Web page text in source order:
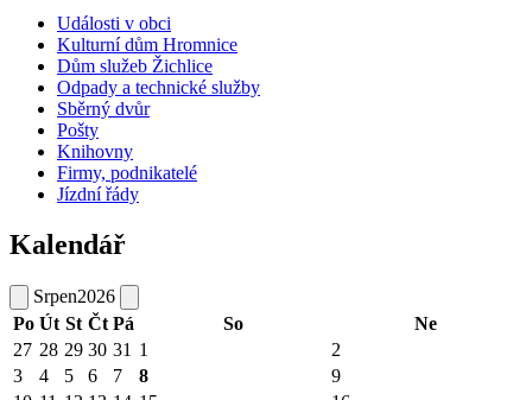
Události v obci
Kulturní dům Hromnice
Dům služeb Žichlice
Odpady a technické služby
Sběrný dvůr
Pošty
Knihovny
Firmy, podnikatelé
Jízdní řády
Kalendář
Srpen2026
Po Út St Čt Pá So
Ne
27 28 29 30 31 1
2
3
4 5 6 7 8
9